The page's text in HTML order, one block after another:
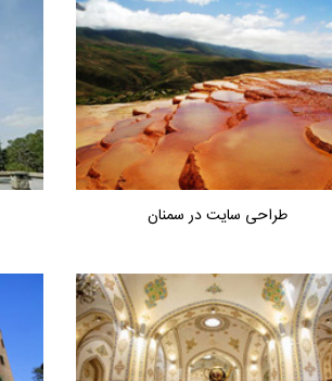
طراحی سایت در سمنان